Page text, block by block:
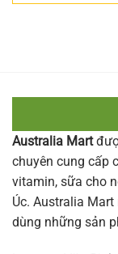
Australia Mart
chuyên cung cấp
vitamin, sữa cho
Úc. Australia
dùng những sản